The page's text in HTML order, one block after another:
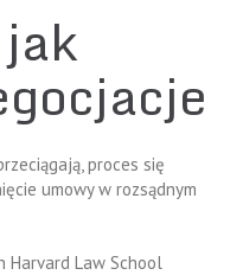
proces się
umowy w rozsądnym
Harvard Law School